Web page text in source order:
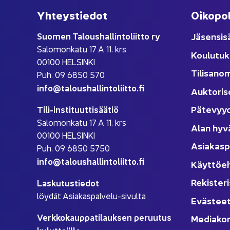
Yh­teys­tie­dot
Suo­men Ta­lous­hal­lin­to­liit­to ry
Sa­lo­mon­ka­tu 17 A 11. krs
00100 HEL­SIN­KI
Puh. 09 6850 570
info@ta­lous­hal­lin­to­liit­to.fi
Tili-​instituuttisäätiö
Sa­lo­mon­ka­tu 17 A 11. krs
00100 HEL­SIN­KI
Puh. 09 6850 5750
info@ta­lous­hal­lin­to­liit­to.fi
Las­ku­tus­tie­dot
löy­dät Asiakaspalvelu-​sivulta
Verk­ko­kaup­pa­ti­lauk­sen pe­ruu­tus
Alan
Eväs­teet